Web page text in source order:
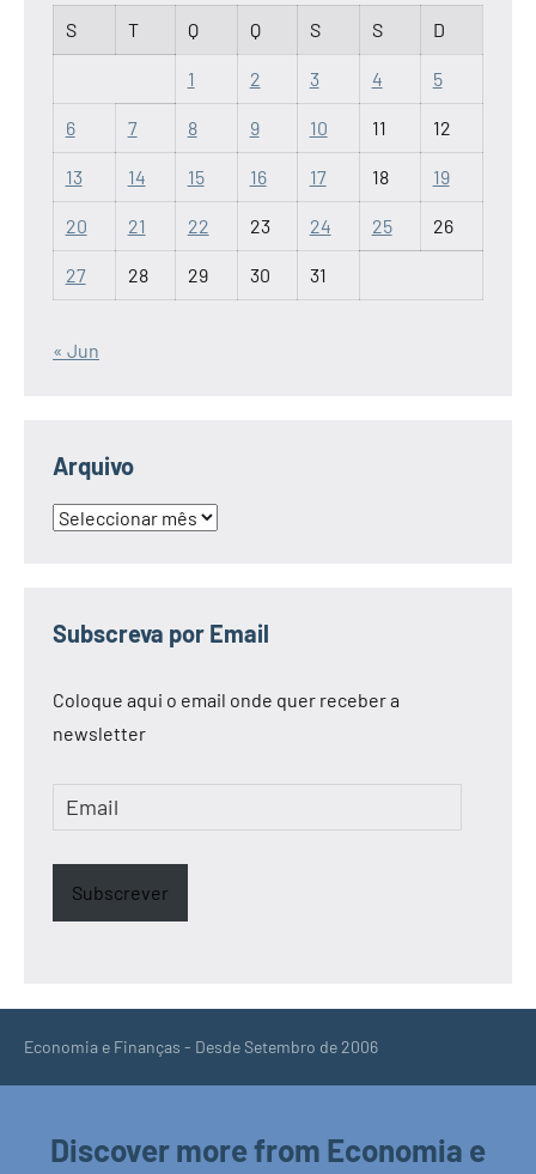
S
T Q Q S S D
1 2 3 4 5
6 7 8 9 10 11 12
13 14 15 16 17 18 19
20 21 22 23 24 25 26
27 28 29 30 31
« Jun
Arquivo
Arquivo
Subscreva por Email
Coloque aqui o email onde quer receber a
newsletter
Email
Subscrever
Economia e Finanças - Desde Setembro de 2006
Discover more from Economia e